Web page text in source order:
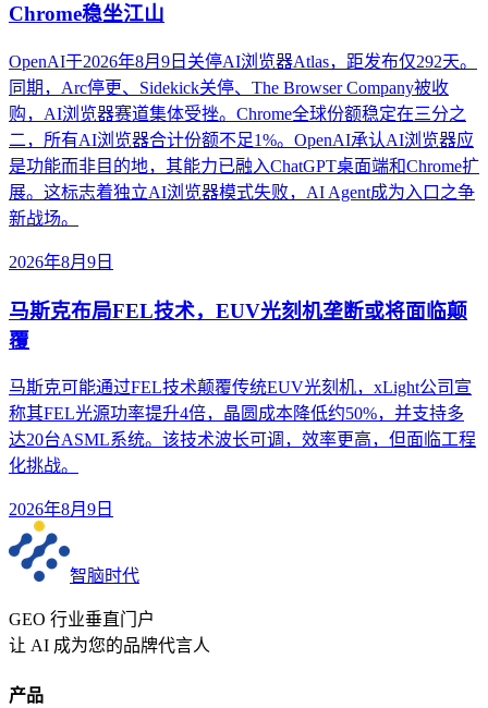
Chrome稳坐江山
OpenAI于2026年8月9日关停AI浏览器Atlas，距发布仅292天。
同期，Arc停更、Sidekick关停、The Browser Company被收
购，AI浏览器赛道集体受挫。Chrome全球份额稳定在三分之
二，所有AI浏览器合计份额不足1%。OpenAI承认AI浏览器应
是功能而非目的地，其能力已融入ChatGPT桌面端和Chrome扩
展。这标志着独立AI浏览器模式失败，AI Agent成为入口之争
新战场。
2026年8月9日
马斯克布局FEL技术，EUV光刻机垄断或将面临颠
覆
马斯克可能通过FEL技术颠覆传统EUV光刻机，xLight公司宣
称其FEL光源功率提升4倍，晶圆成本降低约50%，并支持多
达20台ASML系统。该技术波长可调，效率更高，但面临工程
化挑战。
2026年8月9日
智脑时代
GEO 行业垂直门户
让 AI 成为您的品牌代言人
产品